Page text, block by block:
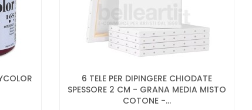
6 TELE PER DIPINGERE CHIODATE
SPESSORE 2 CM - GRANA MEDIA MISTO
COTONE -...